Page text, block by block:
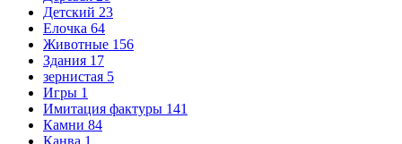
Детский 23
Елочка 64
Животные 156
Здания 17
зернистая 5
Игры 1
Имитация фактуры 141
Камни 84
Канва 1